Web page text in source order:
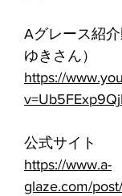
Aグレース紹
ゆきさん）
https://
公式サイト
https://www.a-
glaze.com/